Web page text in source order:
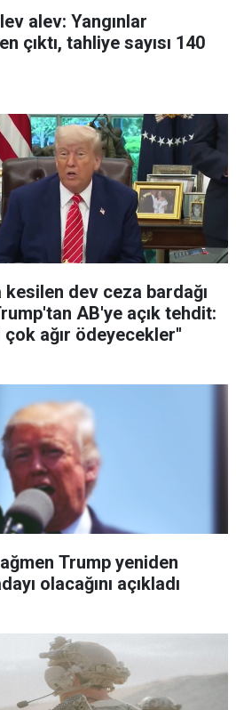
alev: Yangınlar
çıktı, tahliye sayısı 140
kesilen dev ceza bardağı
AB'ye açık tehdit:
çok ağır ödeyecekler''
Trump yeniden
olacağını açıkladı